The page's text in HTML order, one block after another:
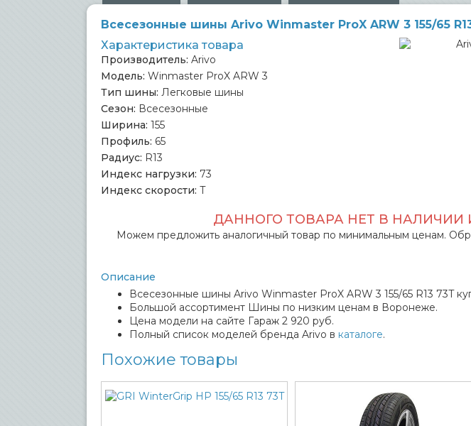
Всесезонные шины Arivo Winmaster ProX ARW 3 155/65
Характеристика товара
Производитель: Arivo
Модель: Winmaster ProX ARW 3
Тип шины: Легковые шины
Сезон: Всесезонные
Ширина: 155
Профиль: 65
Радиус: R13
Индекс нагрузки: 73
Индекс скорости: T
ДАННОГО ТОВАРА НЕТ В НАЛИЧИИ
Можем предложить аналогичный товар по минимальным ценам.
Описание
Всесезонные шины Arivo Winmaster ProX ARW 3 155/65 R13 73T
Большой ассортимент Шины по низким ценам в Воронеже.
Цена модели на сайте Гараж 2 920 руб.
Полный список моделей бренда Arivo в каталоге.
Похожие товары